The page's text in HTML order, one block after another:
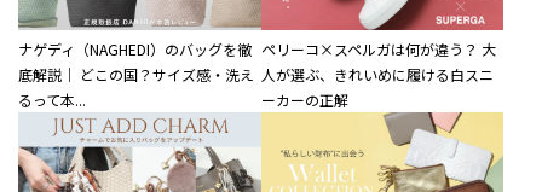
ナゲディ（NAGHEDI）のバッグを徹
底解説｜ どこの国？サイズ感・洗え
るって本...
ペリーコ×スペルガは何が違う？ 大
人が選ぶ、きれいめに履ける白スニ
ーカーの正解